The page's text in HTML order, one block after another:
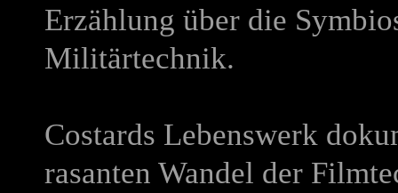
Erzählung über die
Militärtechnik.
Costards Lebenswerk
rasanten Wandel der